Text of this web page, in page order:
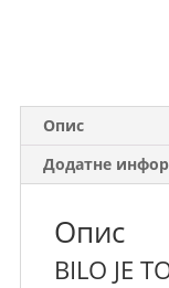
Опис
Додатне
Опис
BILO JE